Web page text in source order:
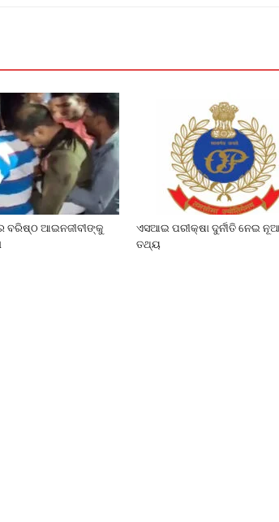
ବରିଷ୍ଠ ଆଇନଜୀବୀଙ୍କୁ
ଏସଆଇ ପରୀକ୍ଷା ଦୁର୍ନୀତି ନେଇ
ତଥ୍ୟ